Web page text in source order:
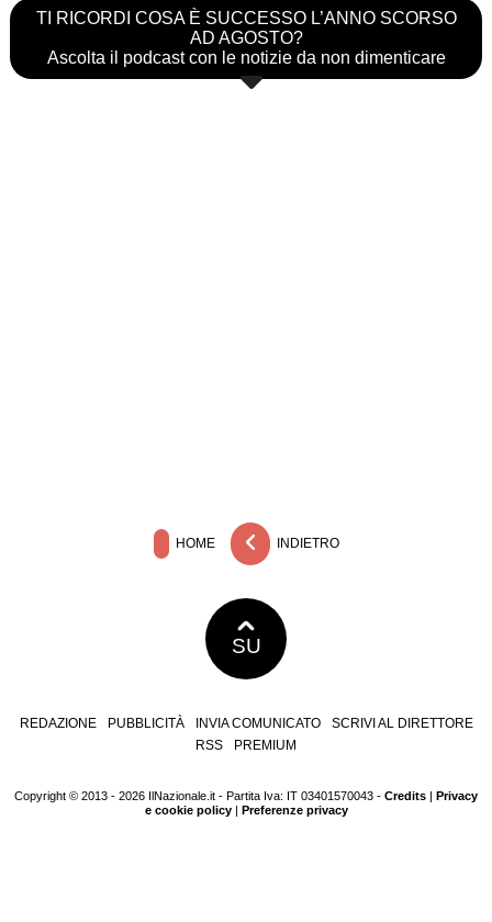
TI RICORDI COSA È SUCCESSO L’ANNO SCORSO
AD AGOSTO?
Ascolta il podcast con le notizie da non dimenticare
HOME INDIETRO
SU
REDAZIONE PUBBLICITÀ INVIA COMUNICATO
SCRIVI AL DIRETTORE
RSS
PREMIUM
Copyright © 2013 - 2026 IlNazionale.it - Partita Iva: IT 03401570043 - Credits | Privacy
e cookie policy| Preferenze privacy